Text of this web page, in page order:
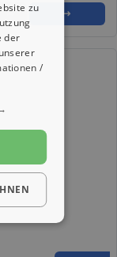
➦ ➜
zu
der
/